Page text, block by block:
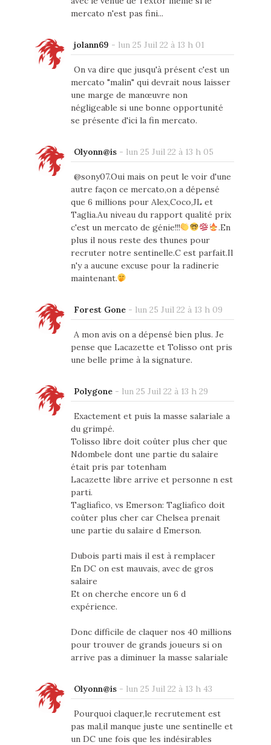
mercato n'est pas fini...
jolann69 - lun 25 Juil 22 à 13 h 01
On va dire que jusqu'à présent c'est un
mercato "malin" qui devrait nous laisser
une marge de manœuvre non
négligeable si une bonne opportunité
se présente d'ici la fin mercato.
Olyonn@is- lun 25 Juil 22 à 13 h 05
@sony07.Oui mais on peut le voir d'une
autre façon ce mercato,on a dépensé
que 6 millions pour Alex,Coco,JL et
Taglia.Au niveau du rapport qualité prix
c'est un mercato de génie!!!
.En
plus il nous reste des thunes pour
recruter notre sentinelle.C est parfait.Il
n'y a aucune excuse pour la radinerie
maintenant.
Forest Gone- lun 25 Juil 22 à 13 h 09
A mon avis on a dépensé bien plus. Je
pense que Lacazette et Tolisso ont pris
une belle prime à la signature.
Polygone- lun 25 Juil 22 à 13 h 29
Exactement et puis la masse salariale a
du grimpé.
Tolisso libre doit coûter plus cher que
Ndombele dont une partie du salaire
était pris par totenham
Lacazette libre arrive et personne n est
parti.
Tagliafico, vs Emerson: Tagliafico doit
coûter plus cher car Chelsea prenait
une partie du salaire d Emerson.
Dubois parti mais il est à remplacer
En DC on est mauvais, avec de gros
salaire
Et on cherche encore un 6 d
expérience.
Donc difficile de claquer nos 40 millions
pour trouver de grands joueurs si on
arrive pas a diminuer la masse salariale
Olyonn@is- lun 25 Juil 22 à 13 h 43
Pourquoi claquer,le recrutement est
pas mal,il manque juste une sentinelle et
un DC une fois que les indésirables